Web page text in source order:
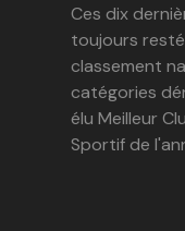
Ces dix
toujours
classement
catégories
élu Meilleur
Sportif de